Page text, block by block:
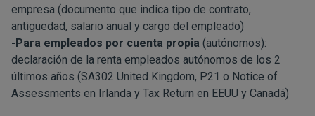
empresa (documento que indica tipo de contrato,
antigüedad, salario anual y cargo del empleado)
-Para empleados por cuenta propia (autónomos):
declaración de la renta empleados autónomos de los 2
últimos años (SA302 United Kingdom, P21 o Notice of
Assessments en Irlanda y Tax Return en EEUU y Canadá)